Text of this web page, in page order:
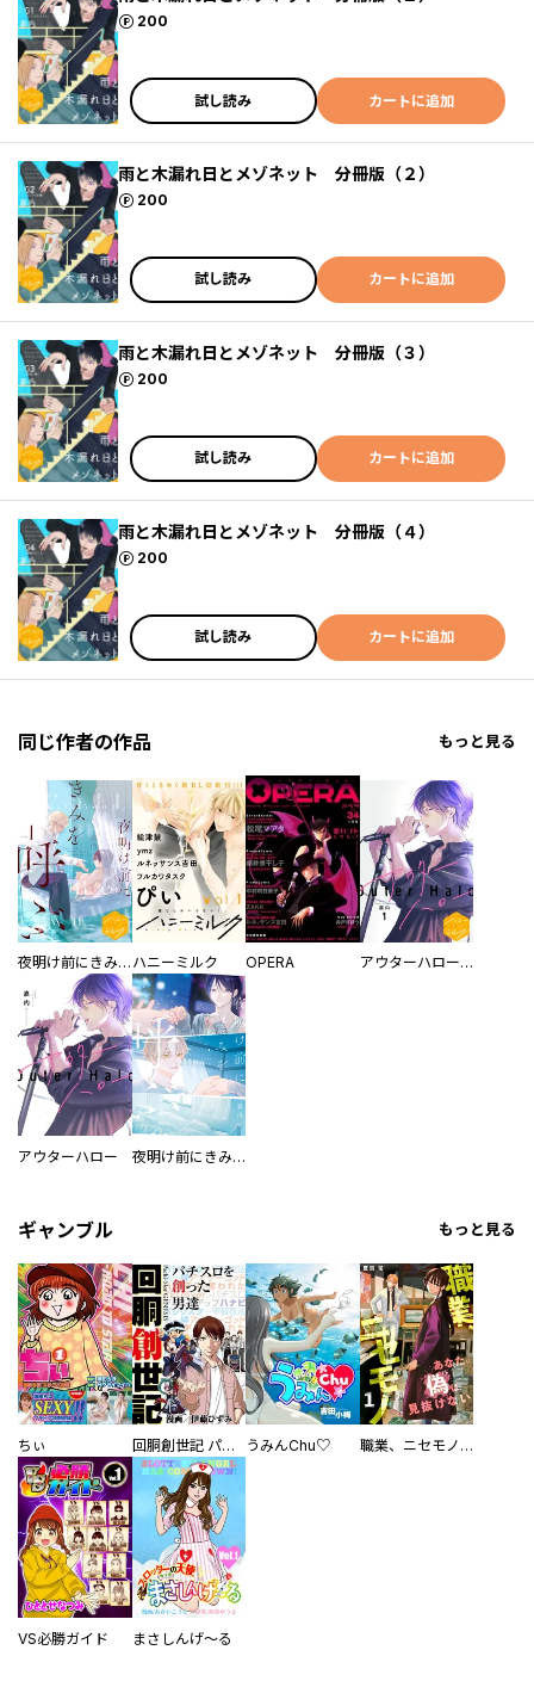
200
ポイント
試し読み カートに追加
雨と木漏れ日とメゾネット 分冊版（２）
200
ポイント
試し読み カートに追加
雨と木漏れ日とメゾネット 分冊版（３）
200
ポイント
試し読み カートに追加
雨と木漏れ日とメゾネット 分冊版（４）
200
ポイント
試し読み カートに追加
同じ作者の作品 もっと見る
夜明け前にきみを呼ぶ 分冊版 ハニーミルク OPERA アウターハロー 分冊版
アウターハロー 夜明け前にきみを呼ぶ
ギャンブル もっと見る
ちぃ 回胴創世記 パチスロを創った男達 うみんChu♡ 職業、ニセモノ～あなたに偽は見抜けない【電子単行本版】
VS必勝ガイド まさしんげ～る